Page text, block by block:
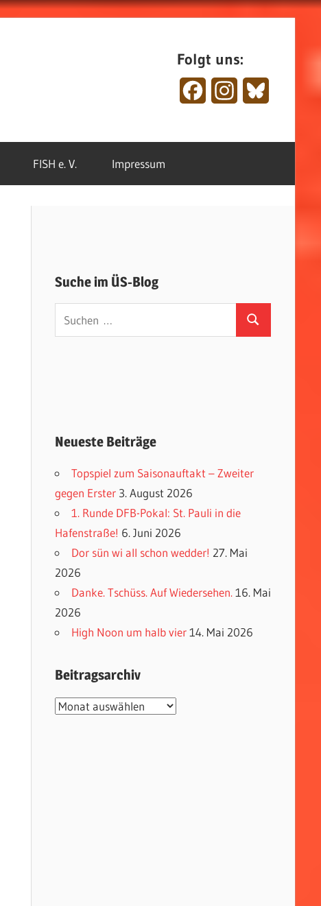
Folgt uns:
FacebookInstagram
FISH e. V. Impressum
Suche im ÜS-Blog
Suchen
Neueste Beiträge
Topspiel zum Saisonauftakt – Zweiter
gegen Erster 3. August 2026
1. Runde DFB-Pokal: St. Pauli in die
Hafenstraße! 6. Juni 2026
Dor sün wi all schon wedder! 27. Mai
2026
Danke. Tschüss. Auf Wiedersehen. 16. Mai
2026
High Noon um halb vier 14. Mai 2026
Beitragsarchiv
Beitragsarchiv